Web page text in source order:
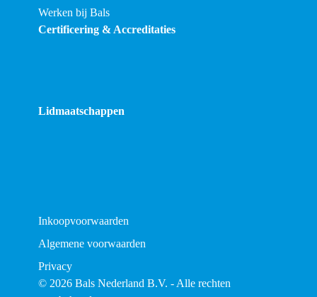
Werken bij Bals
Certificering & Accreditaties
Lidmaatschappen
Inkoopvoorwaarden
Algemene voorwaarden
Privacy
© 2026 Bals Nederland B.V. - Alle rechten